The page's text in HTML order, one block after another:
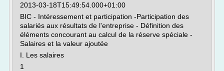
2013-03-18T15:49:54.000+01:00
BIC - Intéressement et participation -Participation des
salariés aux résultats de l'entreprise - Définition des
éléments concourant au calcul de la réserve spéciale -
Salaires et la valeur ajoutée
I. Les salaires
1